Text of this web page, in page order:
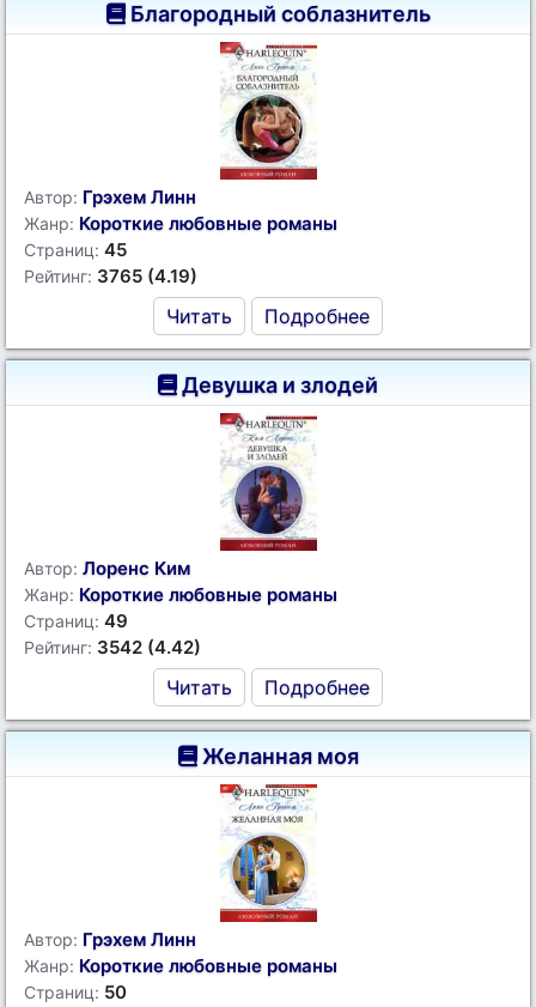
Благородный соблазнитель
Автор: Грэхем Линн
Жанр: Короткие любовные романы
Страниц: 45
Рейтинг: 3765 (4.19)
Читать Подробнее
Девушка и злодей
Автор: Лоренс Ким
Жанр: Короткие любовные романы
Страниц: 49
Рейтинг: 3542 (4.42)
Читать Подробнее
Желанная моя
Автор: Грэхем Линн
Жанр: Короткие любовные романы
Страниц: 50